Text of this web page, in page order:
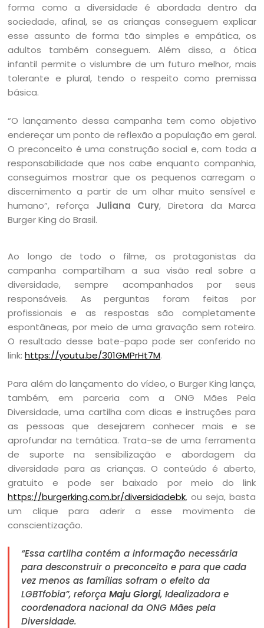
forma como a diversidade é abordada dentro da
sociedade, afinal, se as crianças conseguem explicar
esse assunto de forma tão simples e empática, os
adultos também conseguem. Além disso, a ótica
infantil permite o vislumbre de um futuro melhor, mais
tolerante e plural, tendo o respeito como premissa
básica.
“O lançamento dessa campanha tem como objetivo
endereçar um ponto de reflexão a população em geral.
O preconceito é uma construção social e, com toda a
responsabilidade que nos cabe enquanto companhia,
conseguimos mostrar que os pequenos carregam o
discernimento a partir de um olhar muito sensível e
humano”, reforça Juliana Cury, Diretora da Marca
Burger King do Brasil.
Ao longo de todo o filme, os protagonistas da
campanha compartilham a sua visão real sobre a
diversidade, sempre acompanhados por seus
responsáveis. As perguntas foram feitas por
profissionais e as respostas são completamente
espontâneas, por meio de uma gravação sem roteiro.
O resultado desse bate-papo pode ser conferido no
link:https://youtu.be/301GMPrHt7M.
Para além do lançamento do vídeo, o Burger King lança,
também, em parceria com a ONG Mães Pela
Diversidade, uma cartilha com dicas e instruções para
as pessoas que desejarem conhecer mais e se
aprofundar na temática. Trata-se de uma ferramenta
de suporte na sensibilização e abordagem da
diversidade para as crianças. O conteúdo é aberto,
gratuito e pode ser baixado por meio do link
https://burgerking.com.br/diversidadebk, ou seja, basta
um clique para aderir a esse movimento de
conscientização.
“Essa cartilha contém a informação necessária
para desconstruir o preconceito e para que cada
vez menos as famílias sofram o efeito da
LGBTfobia”, reforçaMaju Giorgi, Idealizadora e
coordenadora nacional da ONG Mães pela
Diversidade.